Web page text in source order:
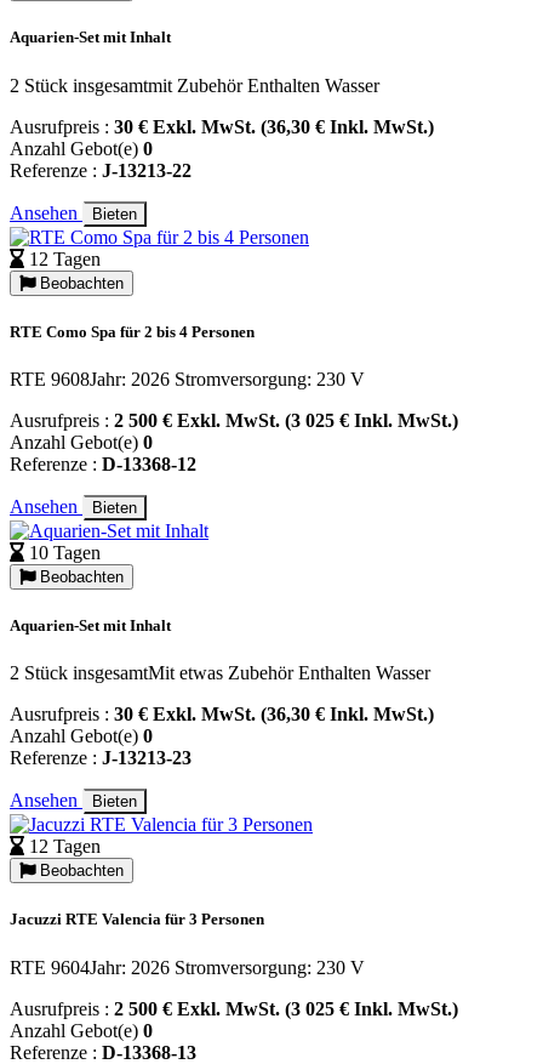
Aquarien-Set mit Inhalt
2 Stück insgesamtmit Zubehör Enthalten Wasser
Ausrufpreis : 30 € Exkl. MwSt. (36,30 € Inkl. MwSt.)
Anzahl Gebot(e) 0
Referenze : J-13213-22
Ansehen Bieten
12 Tagen
Beobachten
RTE Como Spa für 2 bis 4 Personen
RTE 9608Jahr: 2026 Stromversorgung: 230 V
Ausrufpreis : 2 500 € Exkl. MwSt. (3 025 € Inkl. MwSt.)
Anzahl Gebot(e) 0
Referenze : D-13368-12
Ansehen Bieten
10 Tagen
Beobachten
Aquarien-Set mit Inhalt
2 Stück insgesamtMit etwas Zubehör Enthalten Wasser
Ausrufpreis : 30 € Exkl. MwSt. (36,30 € Inkl. MwSt.)
Anzahl Gebot(e) 0
Referenze : J-13213-23
Ansehen Bieten
12 Tagen
Beobachten
Jacuzzi RTE Valencia für 3 Personen
RTE 9604Jahr: 2026 Stromversorgung: 230 V
Ausrufpreis : 2 500 € Exkl. MwSt. (3 025 € Inkl. MwSt.)
Anzahl Gebot(e) 0
Referenze : D-13368-13